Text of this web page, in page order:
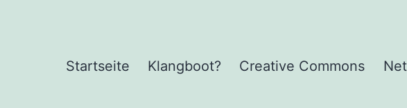
Startseite Klangboot? Creative Commons